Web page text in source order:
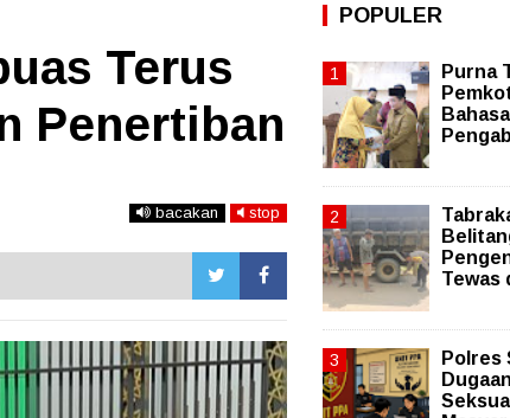
Terus
Penertiban
bacakan stop
POPULER
Purna
Tewas
Polres